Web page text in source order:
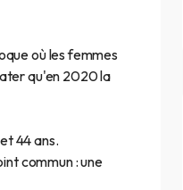
où les femmes
qu'en 2020 la
44 ans.
commun : une